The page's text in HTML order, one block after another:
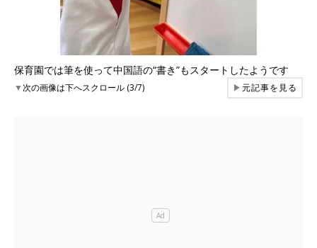
保育園では筆を使って中国語の“書き”もスタートしたようです
▼次の画像は下へスクロール (3/7) ▶元記事を見る